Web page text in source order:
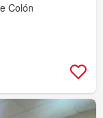
Colón